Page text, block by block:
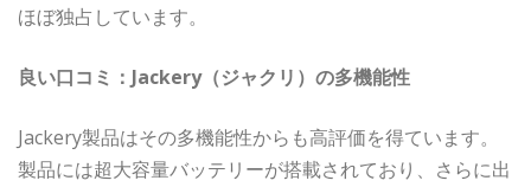
ほぼ独占しています。
良い口コミ：Jackery（ジャクリ）の多機能性
Jackery製品はその多機能性からも高評価を得ています。
製品には超大容量バッテリーが搭載されており、さらに出